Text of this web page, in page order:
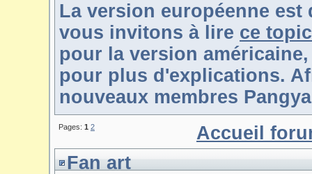
La version européenne
vous invitons à lire ce topic
pour la version
pour plus d'explications.
nouveaux membres
Pages: 1 2
Accueil
Fan art